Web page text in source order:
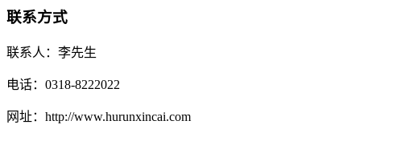
联系方式
联系人：李先生
电话：0318-8222022
网址：http://www.hurunxincai.com